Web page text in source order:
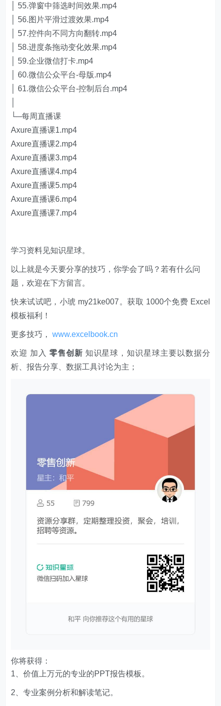
│ 55.弹窗中筛选时间效果.mp4
│ 56.图片平滑过渡效果.mp4
│ 57.控件向不同方向翻转.mp4
│ 58.进度条拖动变化效果.mp4
│ 59.企业微信打卡.mp4
│ 60.微信公众平台-母版.mp4
│ 61.微信公众平台-控制后台.mp4
└─每周直播课
Axure直播课1.mp4
Axure直播课2.mp4
Axure直播课3.mp4
Axure直播课4.mp4
Axure直播课5.mp4
Axure直播课6.mp4
Axure直播课7.mp4
学习资料见知识星球。
以上就是今天要分享的技巧，你学会了吗？若有什么问
题，欢迎在下方留言。
快来试试吧，小琥 my21ke007。获取 1000个免费 Excel
模板福利​​​​！
更多技巧，www.excelbook.cn
欢迎 加入 零售创新 知识星球，知识星球主要以数据分
析、报告分享、数据工具讨论为主；
你将获得：
1、价值上万元的专业的PPT报告模板。
2、专业案例分析和解读笔记。